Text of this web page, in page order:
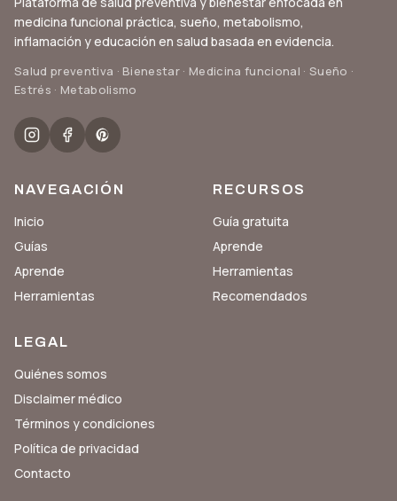
medicina funcional práctica, sueño, metabolismo,
inflamación y educación en salud basada en evidencia.
Salud preventiva · Bienestar · Medicina funcional · Sueño ·
Estrés · Metabolismo
NAVEGACIÓN
Inicio
Guías
Aprende
Herramientas
RECURSOS
Guía gratuita
Aprende
Herramientas
Recomendados
LEGAL
Quiénes somos
Disclaimer médico
Términos y condiciones
Política de privacidad
Contacto